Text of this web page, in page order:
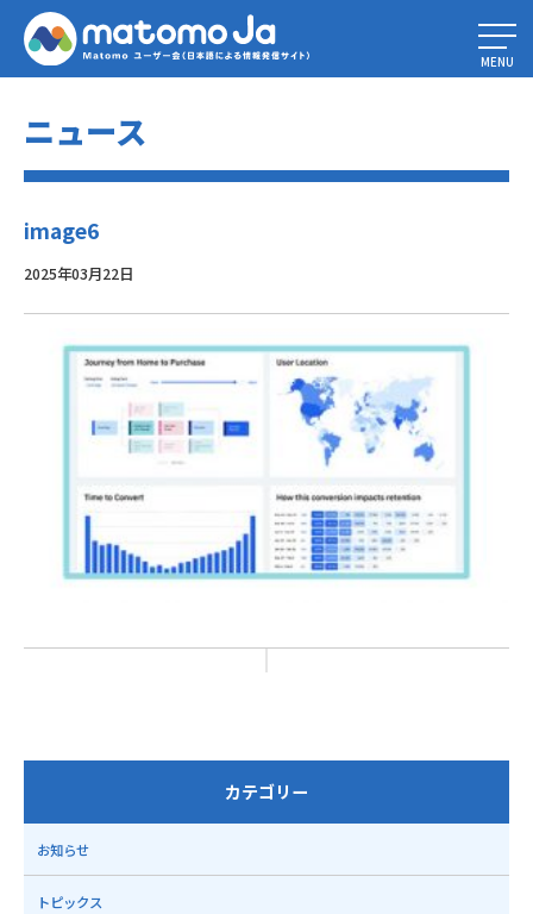
Home» 成長を促すアプリ解析ツールガイド
MENU
ニュース
image6
2025年03月22日
カテゴリー
お知らせ
トピックス